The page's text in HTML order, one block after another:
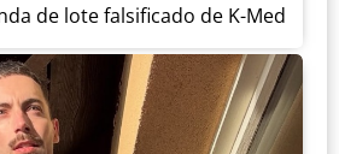
de lote falsificado de K-Med